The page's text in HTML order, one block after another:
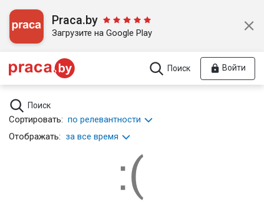
Praca.by
Загрузите на Google Play
Поиск Войти
Поиск
Сортировать: по релевантности
Отображать: за все время